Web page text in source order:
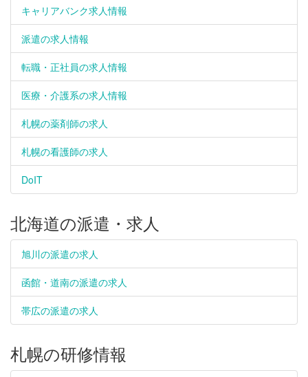
キャリアバンク求人情報
派遣の求人情報
転職・正社員の求人情報
医療・介護系の求人情報
札幌の薬剤師の求人
札幌の看護師の求人
DoIT
北海道の派遣・求人
旭川の派遣の求人
函館・道南の派遣の求人
帯広の派遣の求人
札幌の研修情報